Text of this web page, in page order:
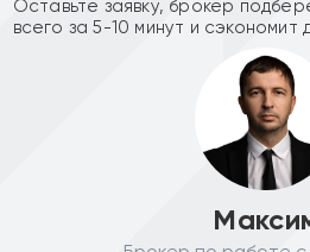
Оставьте заявку, брокер
всего за 5-10 минут и